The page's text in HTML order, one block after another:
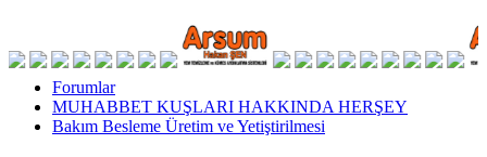
Forumlar
MUHABBET KUŞLARI HAKKINDA HERŞEY
Bakım Besleme Üretim ve Yetiştirilmesi